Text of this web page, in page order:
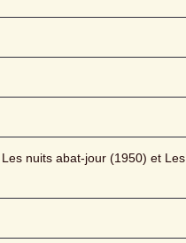
nuits abat-jour (1950) et Les